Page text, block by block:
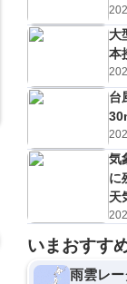
27
m/s
大
本
台
気
に
天
いまおすす
雨雲レ